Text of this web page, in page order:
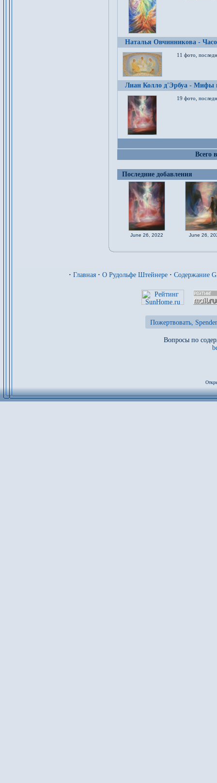
Наталья Овчинникова -
11 фото,
Лиан Колло д'Эрбуа - Мифы
19 фото,
Всего
Последние добавления
June 26, 2022 June 26,
· Главная · О Рудольфе Штейнере · Содержание
Пожертвовать,
Вопросы по